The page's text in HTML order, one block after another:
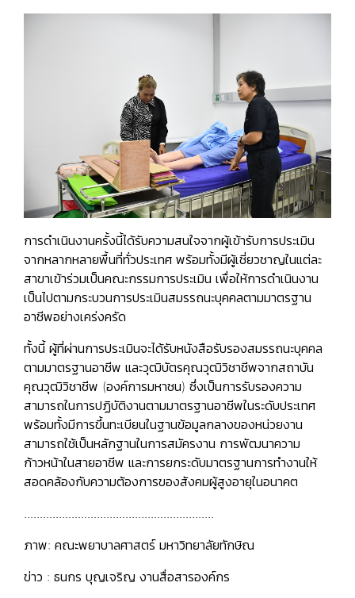
การดำเนินงานครั้งนี้ได้รับความสนใจจากผู้เข้ารับการประเมิน
จากหลากหลายพื้นที่ทั่วประเทศ พร้อมทั้งมีผู้เชี่ยวชาญในแต่ละ
สาขาเข้าร่วมเป็นคณะกรรมการประเมิน เพื่อให้การดำเนินงาน
เป็นไปตามกระบวนการประเมินสมรรถนะบุคคลตามมาตรฐาน
อาชีพอย่างเคร่งครัด
ทั้งนี้ ผู้ที่ผ่านการประเมินจะได้รับหนังสือรับรองสมรรถนะบุคคล
ตามมาตรฐานอาชีพ และวุฒิบัตรคุณวุฒิวิชาชีพจากสถาบัน
คุณวุฒิวิชาชีพ (องค์การมหาชน) ซึ่งเป็นการรับรองความ
สามารถในการปฏิบัติงานตามมาตรฐานอาชีพในระดับประเทศ
พร้อมทั้งมีการขึ้นทะเบียนในฐานข้อมูลกลางของหน่วยงาน
สามารถใช้เป็นหลักฐานในการสมัครงาน การพัฒนาความ
ก้าวหน้าในสายอาชีพ และการยกระดับมาตรฐานการทำงานให้
สอดคล้องกับความต้องการของสังคมผู้สูงอายุในอนาคต
............................................................
ภาพ: คณะพยาบาลศาสตร์ มหาวิทยาลัยทักษิณ
ข่าว : ธนกร บุญเจริญ งานสื่อสารองค์กร